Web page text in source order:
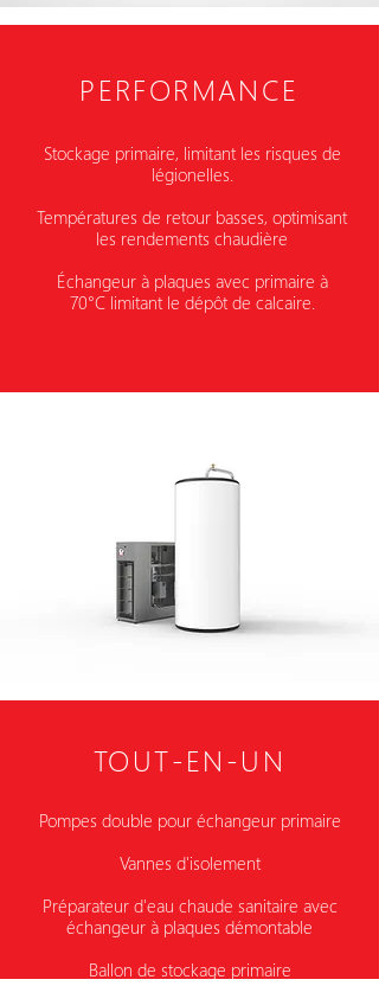
PERFORMANCE
Stockage primaire, limitant les risques de
légionelles.
Températures de retour basses, optimisant
les rendements chaudière
Échangeur à plaques avec primaire à
70°C limitant le dépôt de calcaire.
TOUT-EN-UN
Pompes double pour échangeur primaire
Vannes d'isolement
Préparateur d'eau chaude sanitaire avec
échangeur à plaques démontable
Ballon de stockage primaire